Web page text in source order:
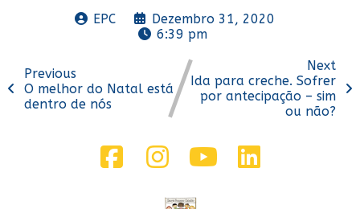
EPC
Dezembro 31, 2020
6:39 pm
Previous
O melhor do Natal está
dentro de nós
Next
Ida para creche. Sofrer
por antecipação – sim
ou não?